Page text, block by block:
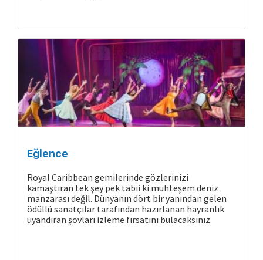
Eğlence
Royal Caribbean gemilerinde gözlerinizi
kamaştıran tek şey pek tabii ki muhteşem deniz
manzarası değil. Dünyanın dört bir yanından gelen
ödüllü sanatçılar tarafından hazırlanan hayranlık
uyandıran şovları izleme fırsatını bulacaksınız.